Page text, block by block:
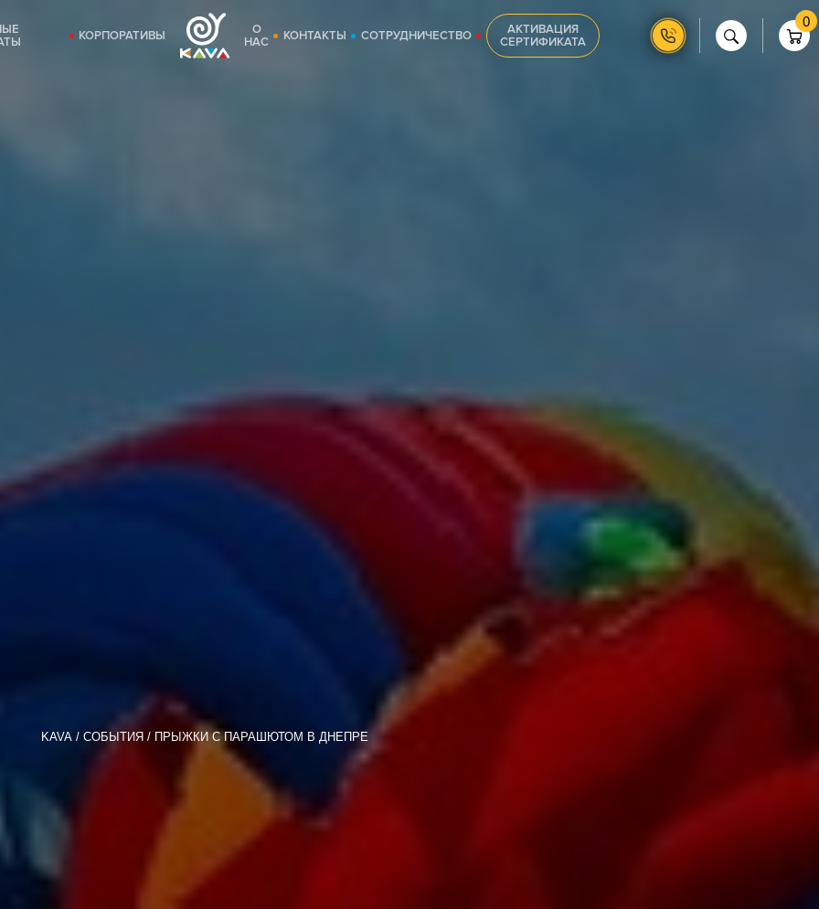
КОРПОРАТИВЫ
О
НАС
КОНТАКТЫ СОТРУДНИЧЕСТВО
АКТИВАЦИЯ
СЕРТИФИКАТА
0
KAVA СОБЫТИЯ ПРЫЖКИ С ПАРАШЮТОМ В ДНЕПРЕ